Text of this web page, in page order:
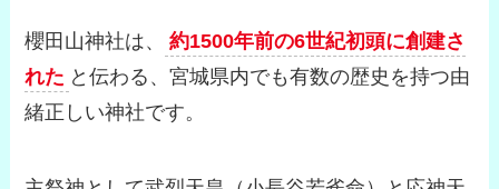
櫻田山神社は、
約1500年前の6世紀初頭に創建さ
れた と伝わる、宮城県内でも有数の歴史を持つ由
緒正しい神社です。